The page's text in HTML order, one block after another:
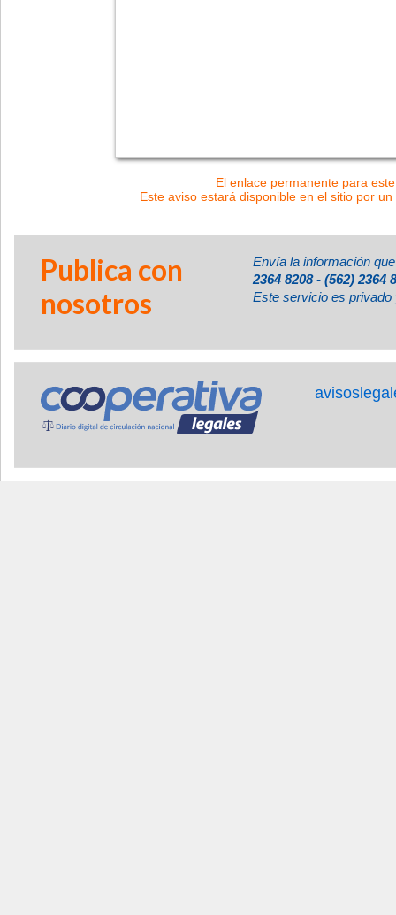
El enlace permanente para
Este aviso estará disponible en el sitio por
Publica con
nosotros
Envía la información
2364 8208 - (562) 2364
Este servicio es privado